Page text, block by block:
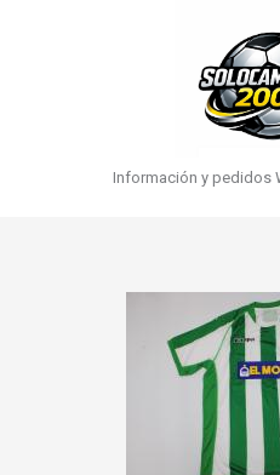
Información y pedidos